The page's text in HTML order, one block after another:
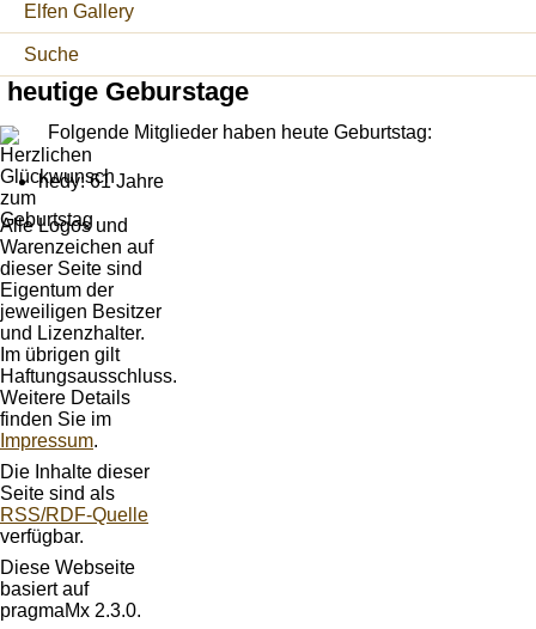
Elfen Gallery
Suche
heutige Geburstage
Folgende Mitglieder haben heute Geburtstag:
hedy: 61 Jahre
Alle Logos und
Warenzeichen auf
dieser Seite sind
Eigentum der
jeweiligen Besitzer
und Lizenzhalter.
Im übrigen gilt
Haftungsausschluss.
Weitere Details
finden Sie im
Impressum.
Die Inhalte dieser
Seite sind als
RSS/RDF-Quelle
verfügbar.
Diese Webseite
basiert auf
pragmaMx 2.3.0.